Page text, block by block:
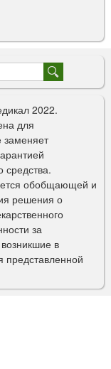
2022.
для
заменяет
средства.
обобщающей и
решения о
за
в
представленной